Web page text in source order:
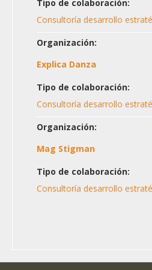
Tipo de colaboración:
Consultoría desarrollo
Organización:
Explica Danza
Tipo de colaboración:
Consultoría desarrollo
Organización:
Mag Stigman
Tipo de colaboración:
Consultoría desarrollo